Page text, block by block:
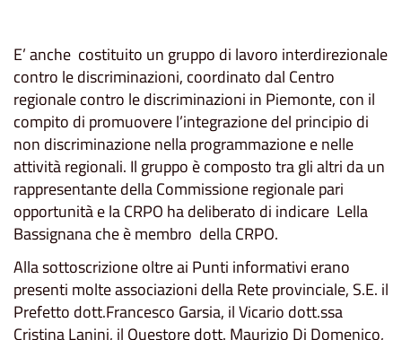
E’ anche costituito un gruppo di lavoro interdirezionale
contro le discriminazioni, coordinato dal Centro
regionale contro le discriminazioni in Piemonte, con il
compito di promuovere l’integrazione del principio di
non discriminazione nella programmazione e nelle
attività regionali. Il gruppo è composto tra gli altri da un
rappresentante della Commissione regionale pari
opportunità e la CRPO ha deliberato di indicare Lella
Bassignana che è membro della CRPO.
Alla sottoscrizione oltre ai Punti informativi erano
presenti molte associazioni della Rete provinciale, S.E. il
Prefetto dott.Francesco Garsia, il Vicario dott.ssa
Cristina Lanini, il Questore dott. Maurizio Di Domenico,